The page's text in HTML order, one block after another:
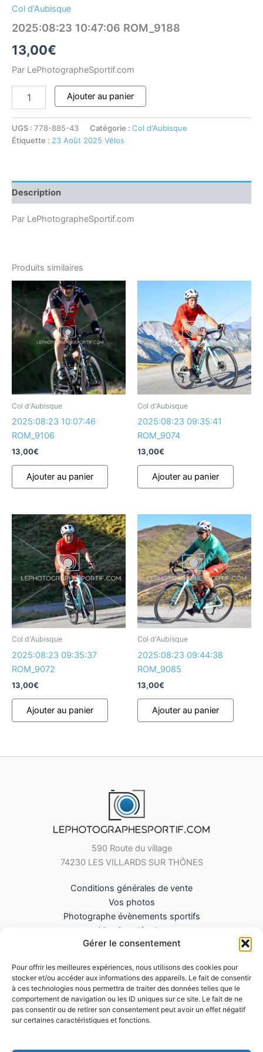
Gérer le consentement
Pour offrir les meilleures expériences, nous utilisons des cookies pour
stocker et/ou accéder aux informations des appareils. Le fait de consentir
à ces technologies nous permettra de traiter des données telles que le
comportement de navigation ou les ID uniques sur ce site. Le fait de ne
pas consentir ou de retirer son consentement peut avoir un effet négatif
sur certaines caractéristiques et fonctions.
Col d'Aubisque
2025:08:23 10:47:06 ROM_9188
13,00€
Par LePhotographeSportif.com
Ajouter au panier
UGS : 778-885-43 Catégorie : Col d'Aubisque
Étiquette : 23 Août 2025 Vélos
Description
Par LePhotographeSportif.com
Produits similaires
Col d'Aubisque
2025:08:23 10:07:46
ROM_9106
13,00€
Ajouter au panier
Col d'Aubisque
2025:08:23 09:35:41
ROM_9074
13,00€
Ajouter au panier
Col d'Aubisque
2025:08:23 09:35:37
ROM_9072
13,00€
Ajouter au panier
Col d'Aubisque
2025:08:23 09:44:38
ROM_9085
13,00€
Ajouter au panier
590 Route du village
74230 LES VILLARDS SUR THÔNES
Conditions générales de vente
Vos photos
Photographe évènements sportifs
Mentions légales
Mes Téléchargements
Politique de cookies (UE)